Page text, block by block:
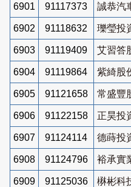
6901 91117373 誠恭汽
6902 91118632 瓅瑩投
6903 91119409 艾習答
6904 91119864 紫綺股
6905 91121658 常盛豐
6906 91122158 正昊投
6907 91124114 德蒔投
6908 91124796 裕承實
6909 91125036 楙彬科